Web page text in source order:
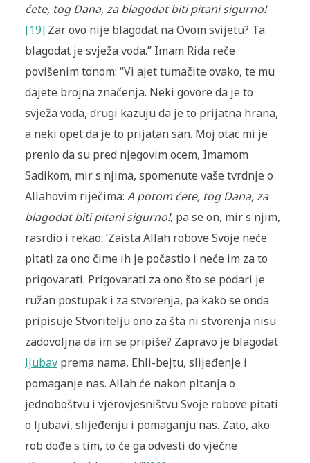
ćete, tog Dana, za blagodat biti pitani sigurno!
[19]Zar ovo nije blagodat na Ovom svijetu? Ta
blagodat je svježa voda.” Imam Rida reče
povišenim tonom: “Vi ajet tumačite ovako, te mu
dajete brojna značenja. Neki govore da je to
svježa voda, drugi kazuju da je to prijatna hrana,
a neki opet da je to prijatan san. Moj otac mi je
prenio da su pred njegovim ocem, Imamom
Sadikom, mir s njima, spomenute vaše tvrdnje o
Allahovim riječima: A potom ćete, tog Dana, za
blagodat biti pitani sigurno!, pa se on, mir s njim,
rasrdio i rekao: ‘Zaista Allah robove Svoje neće
pitati za ono čime ih je počastio i neće im za to
prigovarati. Prigovarati za ono što se podari je
ružan postupak i za stvorenja, pa kako se onda
pripisuje Stvoritelju ono za šta ni stvorenja nisu
zadovoljna da im se pripiše? Zapravo je blagodat
ljubavprema nama, Ehli-bejtu, slijeđenje i
pomaganje nas. Allah će nakon pitanja o
jednoboštvu i vjerovjesništvu Svoje robove pitati
o ljubavi, slijeđenju i pomaganju nas. Zato, ako
rob dođe s tim, to će ga odvesti do vječne